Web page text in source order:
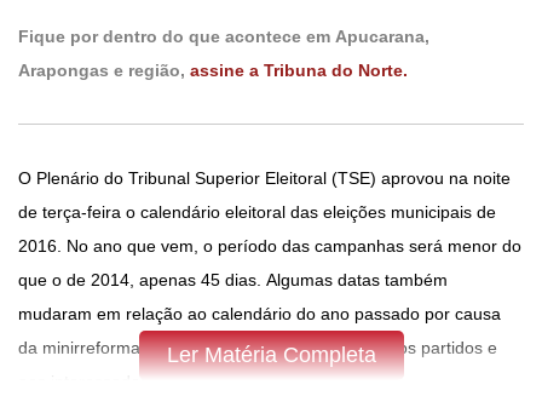
Fique por dentro do que acontece em Apucarana,
Arapongas e região, assine a Tribuna do Norte.
O Plenário do Tribunal Superior Eleitoral (TSE) aprovou na noite
de terça-feira o calendário eleitoral das eleições municipais de
2016. No ano que vem, o período das campanhas será menor do
que o de 2014, apenas 45 dias. Algumas datas também
mudaram em relação ao calendário do ano passado por causa
da minirreforma política que criou novos prazos aos partidos e
aos interessados em disputar cargos eletivos.
Ler Matéria Completa